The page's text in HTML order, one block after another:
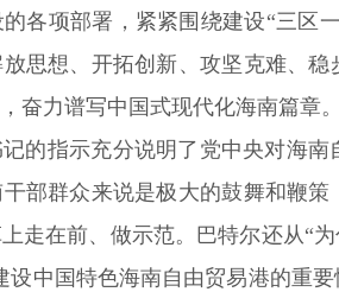
各项部署，紧紧围绕建设“三区
思想、开拓创新、攻坚克难、
奋力谱写中国式现代化海南篇章
的指示充分说明了党中央对海
部群众来说是极大的鼓舞和鞭
走在前、做示范。巴特尔还从“
设中国特色海南自由贸易港的重